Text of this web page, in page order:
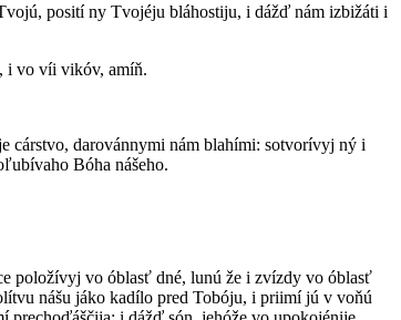
posití ny Tvojéju bláhostiju, i dážď nám izbižáti i
i vo víi vikóv, amíň.
cárstvo, darovánnymi nám blahími: sotvorívyj ný i
Bóha nášeho.
položívyj vo óblasť dné, lunú že i zvízdy vo óblasť
nášu jáko kadílo pred Tobóju, i priimí jú v voňú